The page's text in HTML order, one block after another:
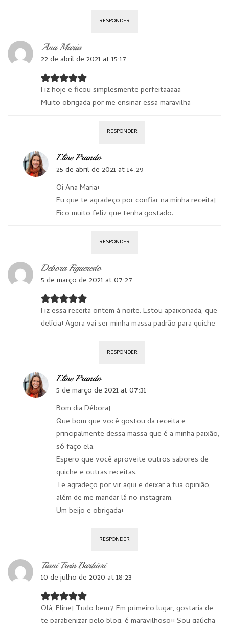
RESPONDER
Ana Maria
22 de abril de 2021 at 15:17
Fiz hoje e ficou simplesmente perfeitaaaaa
Muito obrigada por me ensinar essa maravilha
RESPONDER
Eline Prando
25 de abril de 2021 at 14:29
Oi Ana Maria!
Eu que te agradeço por confiar na minha receita!
Fico muito feliz que tenha gostado.
RESPONDER
Debora Figueredo
5 de março de 2021 at 07:27
Fiz essa receita ontem à noite. Estou apaixonada, que
delícia! Agora vai ser minha massa padrão para quiche
RESPONDER
Eline Prando
5 de março de 2021 at 07:31
Bom dia Débora!
Que bom que você gostou da receita e
principalmente dessa massa que é a minha paixão,
só faço ela.
Espero que você aproveite outros sabores de
quiche e outras receitas.
Te agradeço por vir aqui e deixar a tua opinião,
além de me mandar lá no instagram.
Um beijo e obrigada!
RESPONDER
Tiani Trein Barbieri
10 de julho de 2020 at 18:23
Olá, Eline! Tudo bem? Em primeiro lugar, gostaria de